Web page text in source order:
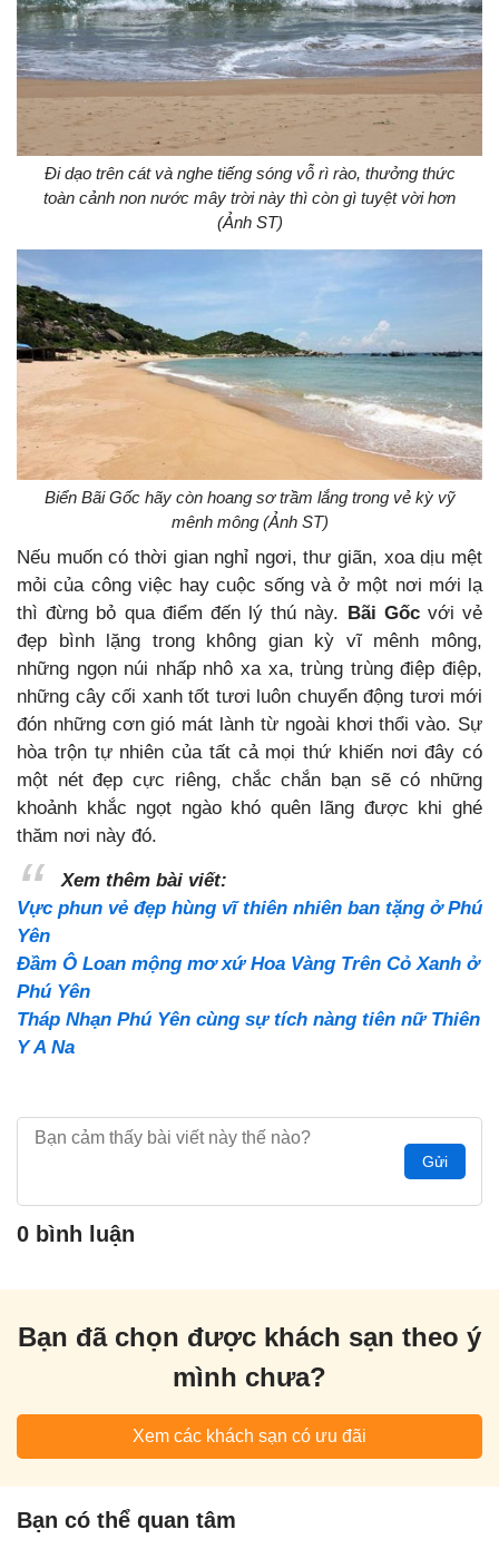
Đi dạo trên cát và nghe tiếng sóng vỗ rì rào, thưởng thức
toàn cảnh non nước mây trời này thì còn gì tuyệt vời hơn
(Ảnh ST)
Biển Bãi Gốc hãy còn hoang sơ trầm lắng trong vẻ kỳ vỹ
mênh mông (Ảnh ST)
Nếu muốn có thời gian nghỉ ngơi, thư giãn, xoa dịu mệt
mỏi của công việc hay cuộc sống và ở một nơi mới lạ
thìđừng bỏ qua điểm đến lý thú này. Bãi Gốcvới vẻ
đẹp bình lặng trong không gian kỳ vĩ mênh mông,
những ngọn núi nhấp nhô xa xa, trùng trùng điệp điệp,
những cây cối xanh tốt tươi luôn chuyển động tươi mới
đón những cơn gió mát lành từ ngoài khơi thổi vào. Sự
hòa trộn tự nhiên của tất cả mọi thứ khiến nơi đây có
một nét đẹp cực riêng, chắc chắn bạn sẽ có những
khoảnh khắc ngọt ngào khó quên lãng được khi ghé
thăm nơi này đó.
Xem thêm bài viết:
Vực phun vẻ đẹp hùng vĩ thiên nhiên ban tặng ở Phú
Yên
Đầm Ô Loan mộng mơ xứ Hoa Vàng Trên Cỏ Xanh ở
Phú Yên
Tháp Nhạn Phú Yên cùng sự tích nàng tiên nữ Thiên
Y A Na
Gửi
0 bình luận
Bạn đã chọn được khách sạn theo ý
mình chưa?
Xem các khách sạn có ưu đãi
Bạn có thể quan tâm